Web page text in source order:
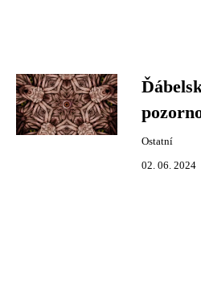
Ostatní
02. 06. 2024